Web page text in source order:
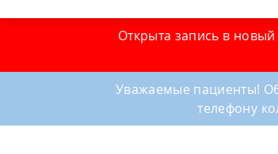
Открыта запись в
Уважаемые пациенты!
телефону